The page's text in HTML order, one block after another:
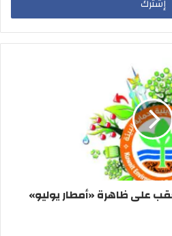
على ظاهرة «أمطار يوليو»